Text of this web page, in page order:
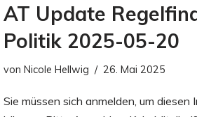
AT Update
Politik 2025-05-20
von Nicole Hellwig 26. Mai 2025
Sie müssen sich anmelden, um diesen